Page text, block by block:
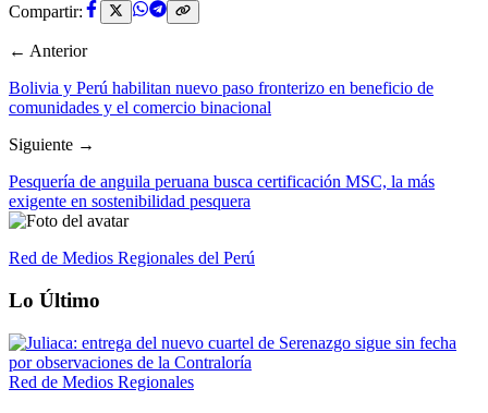
Compartir:
← Anterior
Bolivia y Perú habilitan nuevo paso fronterizo en beneficio de
comunidades y el comercio binacional
Siguiente →
Pesquería de anguila peruana busca certificación MSC, la más
exigente en sostenibilidad pesquera
Red de Medios Regionales del Perú
Lo Último
Red de Medios Regionales